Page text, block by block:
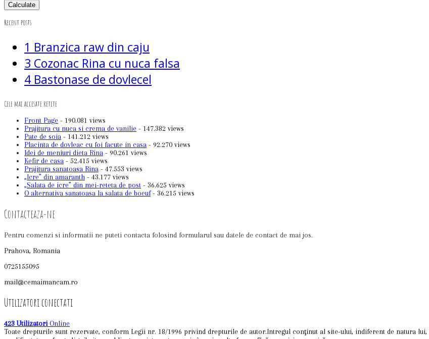
Recent posts
1 Branzica raw din caju
3 Cozonac Rina cu nuca falsa
4 Bastonase de dovlecel
Cele mai accesate retete
Front Page - 190.081 views
Prajitura cu nuca si crema de vanilie - 147.382 views
Pate de soia - 141.212 views
Placinta de dovleac cu foi facute in casa - 92.270 views
Idei de meniuri dieta Rina - 90.261 views
Kefir de casa - 52.415 views
Prajitura sanatoasa Rina - 47.553 views
„Icre” din amaranth - 43.177 views
„Salata de icre” din mei-reteta de post - 36.625 views
O alternativa sanatoasa la salata de boeuf- 36.215 views
Contacteaza-ne
Pentru comenzi si informatii ne puteti contacta folosind formularul sau datele de contact de mai jos.
Prahova, Romania
0725155095
mail@cemaimancam.ro
Utilizatori conectati
423 Utilizatori Online
Toate drepturile sunt rezervate, conform Legii nr. 18/1996 privind drepturile de autor.Intregul conţinut al site-ului, indiferent de natura